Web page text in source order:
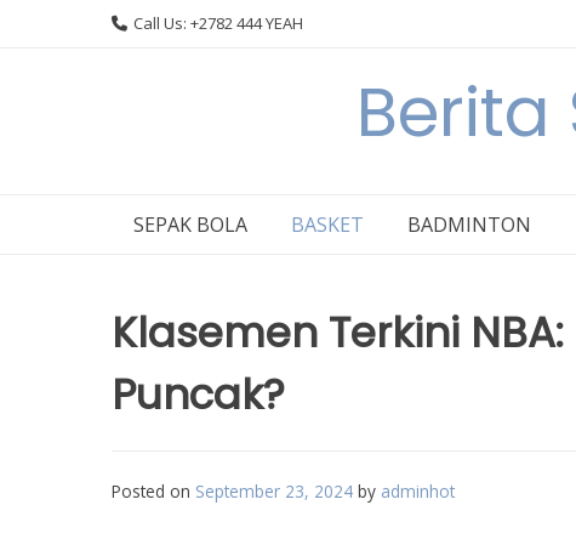
Call Us: +2782 444 YEAH
Berita
SEPAK BOLA BASKET BADMINTON
Klasemen Terkini
Puncak?
Posted on September 23, 2024 by adminhot